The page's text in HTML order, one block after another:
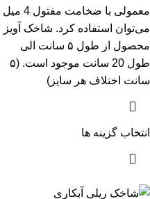
معمولی با ضخامت مفتول 4 میل
می‌توان استفاده کرد. شاخک آویز
محصول از طول ۵ سانت الی
طول 20 سانت موجود است. (۵
سانت اختلاف هر سایز)
انتخاب گزینه ها